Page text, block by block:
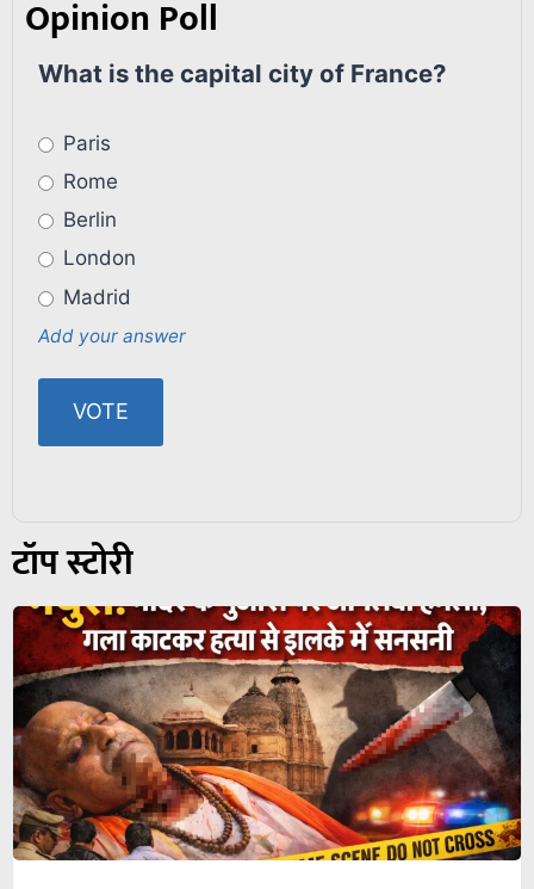
Opinion Poll
What is the capital city of France?
Paris
Rome
Berlin
London
Madrid
Add your answer
टॉप स्टोरी